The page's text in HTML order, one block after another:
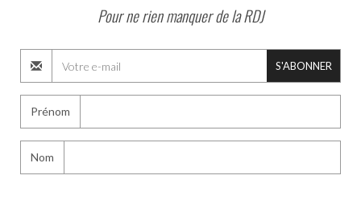
Pour ne rien manquer de la RDJ
S'ABONNER
Prénom
Nom